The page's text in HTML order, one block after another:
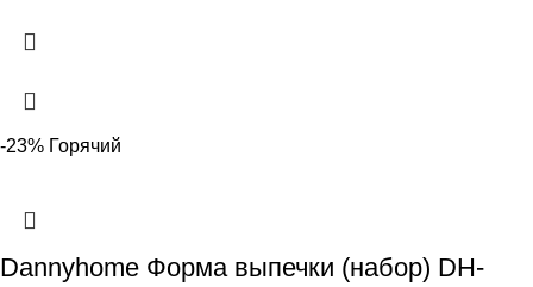
-23% Горячий
Dannyhome Форма выпечки (набор) DH-